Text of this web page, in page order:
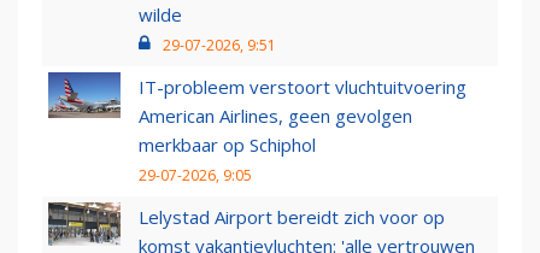
wilde
29-07-2026, 9:51
IT-probleem verstoort vluchtuitvoering
American Airlines, geen gevolgen
merkbaar op Schiphol
29-07-2026, 9:05
Lelystad Airport bereidt zich voor op
komst vakantievluchten: 'alle vertrouwen